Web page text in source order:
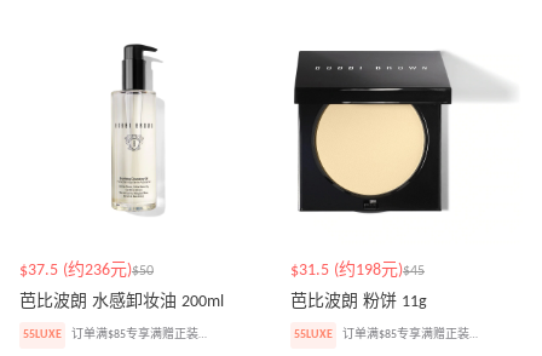
$37.5 (约236元)$50
芭比波朗 水感卸妆油 200ml
55LUXE 订单满$85专享满赠正装眼影盘
$31.5 (约198元)$45
芭比波朗 粉饼 11g
55LUXE 订单满$85专享满赠正装眼影盘